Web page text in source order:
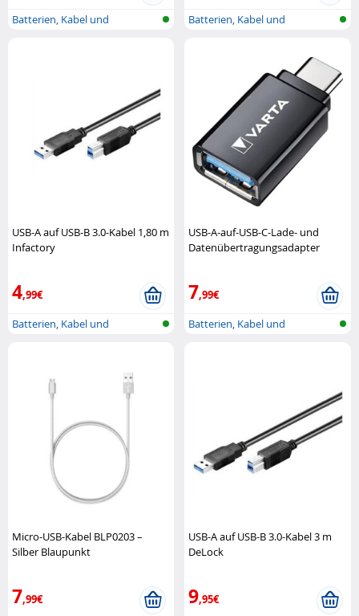
Batterien, Kabel und
Batterien, Kabel und
USB-A auf USB-B 3.0-Kabel 1,80 m
Infactory
4,99€
Batterien, Kabel und
USB-A-auf-USB-C-Lade- und
Datenübertragungsadapter
7,99€
Batterien, Kabel und
Micro-USB-Kabel BLP0203 –
Silber Blaupunkt
7,99€
USB-A auf USB-B 3.0-Kabel 3 m
DeLock
9,95€